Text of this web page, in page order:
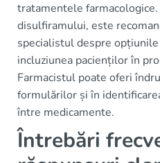
tratamentele
disulfiramului, este
specialistul despre
incluziunea pacienților în
Farmacistul poate oferi
formulărilor și în
între medicamente.
Întrebări